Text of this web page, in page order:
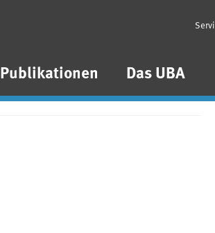
Publikationen Das UBA